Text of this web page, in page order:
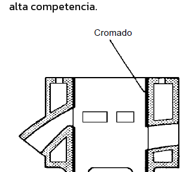
alta competencia.